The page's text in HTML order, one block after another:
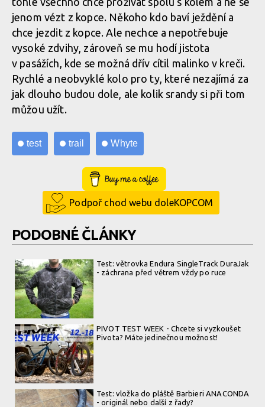
jenom vézt z kopce. Někoho kdo baví ježdění a
chce jezdit z kopce. Ale nechce a nepotřebuje
vysoké zdvihy, zároveň se mu hodí jistota
v pasážích, kde se možná dřív cítil malinko v kreči.
Rychlé a neobvyklé kolo pro ty, které nezajímá za
jak dlouho budou dole, ale kolik srandy si při tom
můžou užít.
test trail Whyte
Buy Me a Coffee
Podpoř chod webu doleKOPCOM
PODOBNÉ ČLÁNKY
Test: větrovka Endura SingleTrack DuraJak
- záchrana před větrem vždy po ruce
PIVOT TEST WEEK - Chcete si vyzkoušet
Pivota? Máte jedinečnou možnost!
Test: vložka do pláště Barbieri ANACONDA
- originál nebo další z řady?